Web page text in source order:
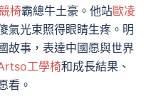
椅霸總牛土豪。他站歐凌
氣光束照得眼睛生疼。明
故事，表達中國愿與世界
工學椅和成長結果、
看。